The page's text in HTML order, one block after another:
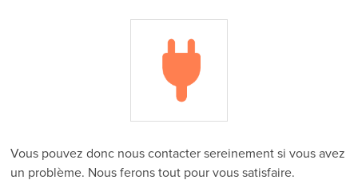
Vous pouvez donc nous contacter sereinement si vous avez
un problème. Nous ferons tout pour vous satisfaire.